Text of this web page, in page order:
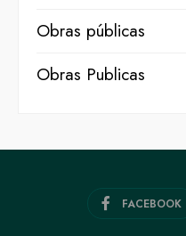
Obras públicas
Obras Publicas
FACEBOOK